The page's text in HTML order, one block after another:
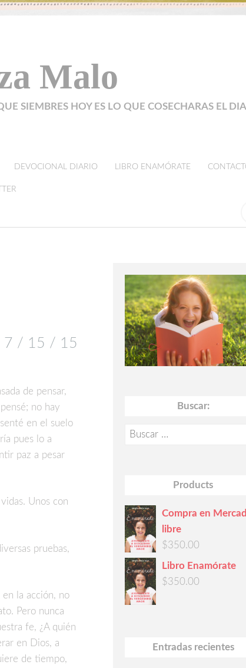
Malo
SIEMBRES HOY ES LO QUE COSECHARAS EL
DEVOCIONAL DIARIO LIBRO ENAMÓRATE
7 / 15 / 15
de pensar,
no hay
en el suelo
pues lo a
paz a pesar
Unos con
pruebas,
en la acción, no
Pero nunca
fe, ¿A quién
en Dios, a
de tiempo,
Buscar:
Buscar:
Products
Compra en
libre
$350.00
Libro Enamórate
$350.00
Entradas recientes